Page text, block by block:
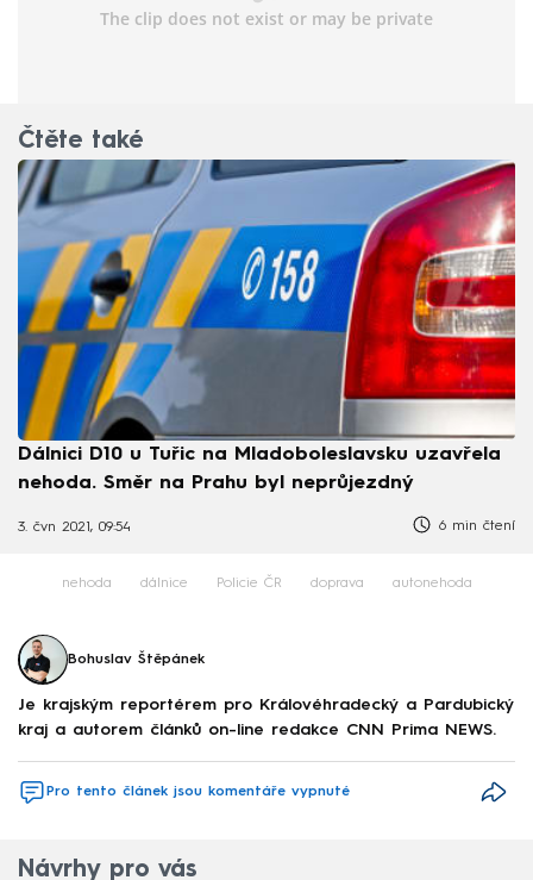
Čtěte také
Dálnici D10 u Tuřic na Mladoboleslavsku uzavřela
nehoda. Směr na Prahu byl neprůjezdný
3. čvn 2021, 09:54 6 min čtení
nehoda dálnice Policie ČR doprava autonehoda
Bohuslav Štěpánek
Je krajským reportérem pro Královéhradecký a Pardubický
kraj a autorem článků on-line redakce CNN Prima NEWS.
Pro tento článek jsou komentáře vypnuté
Návrhy pro vás